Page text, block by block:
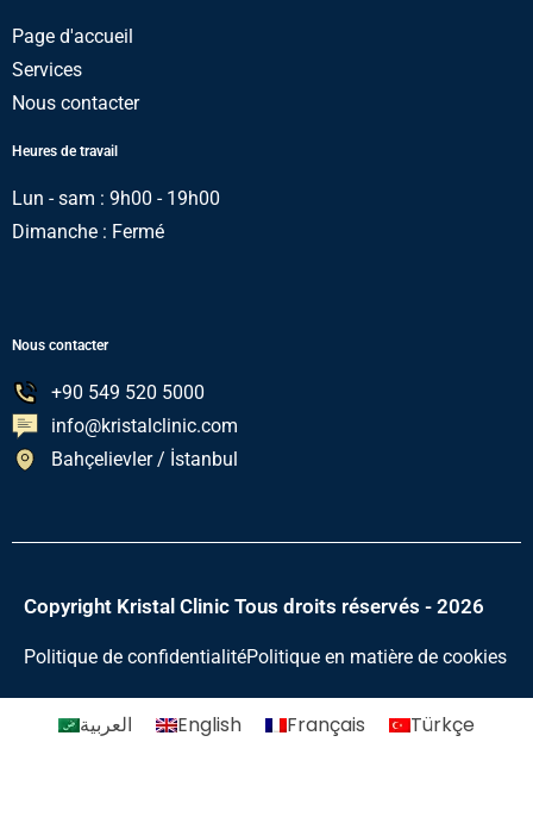
Page d'accueil
Services
Nous contacter
Heures de travail
Lun - sam : 9h00 - 19h00
Dimanche : Fermé
Nous contacter
+90 549 520 5000
info@kristalclinic.com
Bahçelievler / İstanbul
Copyright Kristal Clinic Tous droits réservés - 2026
Politique de confidentialitéPolitique en matière de cookies
العربية English Français Türkçe